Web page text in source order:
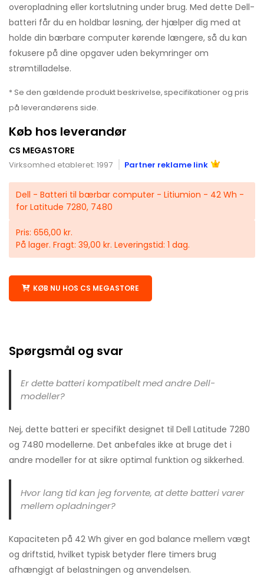
overopladning eller kortslutning under brug. Med dette Dell-
batteri får du en holdbar løsning, der hjælper dig med at
holde din bærbare computer kørende længere, så du kan
fokusere på dine opgaver uden bekymringer om
strømtilladelse.
* Se den gældende produkt beskrivelse, specifikationer og pris
på leverandørens side.
Køb hos leverandør
CS MEGASTORE
Virksomhed etableret: 1997 Partner reklame link
Dell - Batteri til bærbar computer - Litiumion - 42 Wh -
for Latitude 7280, 7480
Pris: 656,00 kr.
På lager. Fragt: 39,00 kr. Leveringstid: 1 dag.
KØB NU HOS CS MEGASTORE
Spørgsmål og svar
Er dette batteri kompatibelt med andre Dell-
modeller?
Nej, dette batteri er specifikt designet til Dell Latitude 7280
og 7480 modellerne. Det anbefales ikke at bruge det i
andre modeller for at sikre optimal funktion og sikkerhed.
Hvor lang tid kan jeg forvente, at dette batteri varer
mellem opladninger?
Kapaciteten på 42 Wh giver en god balance mellem vægt
og driftstid, hvilket typisk betyder flere timers brug
afhængigt af belastningen og anvendelsen.